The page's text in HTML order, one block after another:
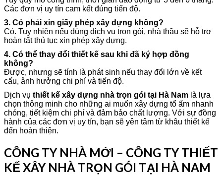
Các đơn vị uy tín cam kết đúng tiến độ.
3. Có phải xin giấy phép xây dựng không?
Có. Tuy nhiên nếu dùng dịch vụ trọn gói, nhà thầu sẽ hỗ trợ
hoàn tất thủ tục xin phép xây dựng.
4. Có thể thay đổi thiết kế sau khi đã ký hợp đồng
không?
Được, nhưng sẽ tính là phát sinh nếu thay đổi lớn về kết
cấu, ảnh hưởng chi phí và tiến độ.
Dịch vụ thiết kế xây dựng nhà trọn gói tại Hà Nam là lựa
chọn thông minh cho những ai muốn xây dựng tổ ấm nhanh
chóng, tiết kiệm chi phí và đảm bảo chất lượng. Với sự đồng
hành của các đơn vị uy tín, bạn sẽ yên tâm từ khâu thiết kế
đến hoàn thiện.
CÔNG TY NHÀ MỚI – CÔNG TY THIẾT
KẾ XÂY NHÀ TRỌN GÓI TẠI HÀ NAM